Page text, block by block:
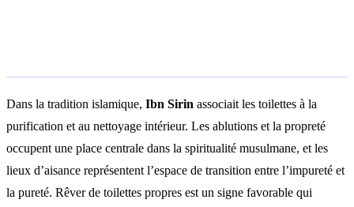
Dans la tradition islamique, Ibn Sirin associait les toilettes à la
purification et au nettoyage intérieur. Les ablutions et la propreté
occupent une place centrale dans la spiritualité musulmane, et les
lieux d’aisance représentent l’espace de transition entre l’impureté et
la pureté. Rêver de toilettes propres est un signe favorable qui